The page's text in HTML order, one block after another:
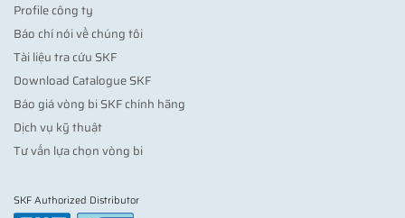
Profile công ty
Báo chí nói về chúng tôi
Tài liệu tra cứu SKF
Download Catalogue SKF
Báo giá vòng bi SKF chính hãng
Dịch vụ kỹ thuật
Tư vấn lựa chọn vòng bi
SKF Authorized Distributor